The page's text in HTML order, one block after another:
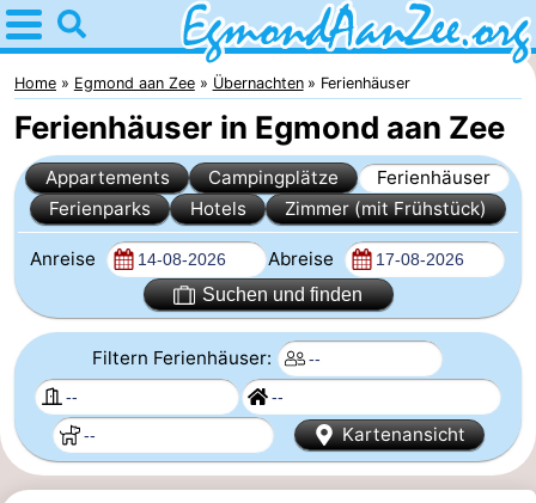
Home
Egmond
aan
Zee
Tipps
Für
Noordhollands
duinreservaat
Übernachten
Appartements
De
Home Egmond aan Zee Übernachten Ferienhäuser
Ferienhäuser in Egmond aan Zee
Appartements Campingplätze
Ferienhäuser
Ferienparks
Hotels Zimmer (mit Frühstück)
Anreise Abreise
Suchen und finden
Filtern Ferienhäuser:
Kartenansicht